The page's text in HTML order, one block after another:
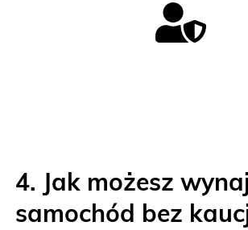
4. Jak możesz
samochód bez